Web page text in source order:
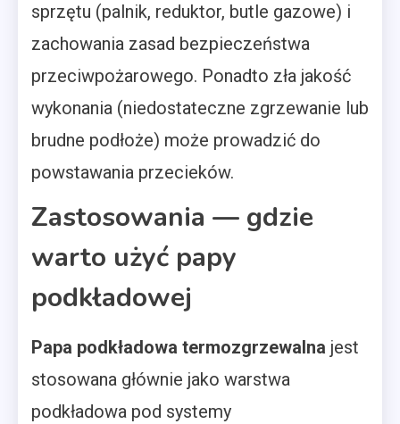
sprzętu (palnik, reduktor, butle gazowe) i
zachowania zasad bezpieczeństwa
przeciwpożarowego. Ponadto zła jakość
wykonania (niedostateczne zgrzewanie lub
brudne podłoże) może prowadzić do
powstawania przecieków.
Zastosowania — gdzie
warto użyć papy
podkładowej
Papa podkładowa termozgrzewalna jest
stosowana głównie jako warstwa
podkładowa pod systemy